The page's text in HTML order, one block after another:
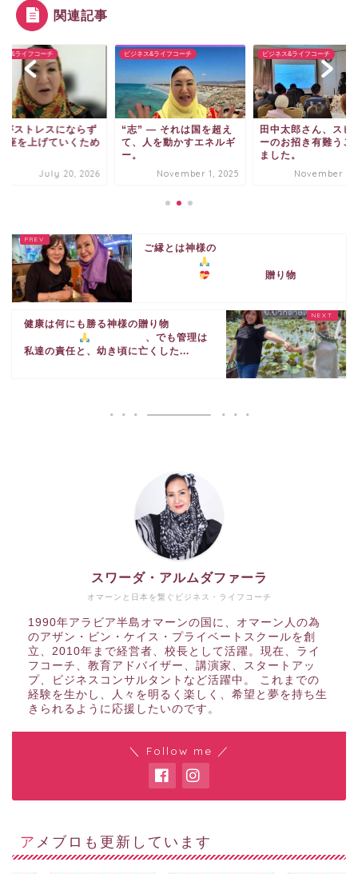
関連記事
ス&ライフコーチ
がストレスにならず
座を上げていくため
July 20, 2026
ビジネス&ライフコーチ
“志” ― それは国を超え
て、人を動かすエネルギ
ー。
November 1, 2025
ビジネス&ライフコーチ
田中太郎さん、スピ
ーのお招き有難うご
ました。
November 3,
ご縁とは神様の
贈り物
健康は何にも勝る神様の贈り物
、でも管理は
私達の責任と、幼き頃に亡くした...
オマーンと日本を繋ぐビジネス・ライフコーチ
スワーダ・アルムダファーラ
1990年アラビア半島オマーンの国に、オマーン人の為
のアザン・ビン・ケイス・プライベートスクールを創
立、2010年まで経営者、校長として活躍。現在、ライ
フコーチ、教育アドバイザー、講演家、スタートアッ
プ、ビジネスコンサルタントなど活躍中。 これまでの
経験を生かし、人々を明るく楽しく、希望と夢を持ち生
きられるように応援したいのです。
＼ Follow me ／
アメブロも更新しています